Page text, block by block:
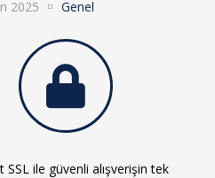
2025
Genel
SSL ile güvenli alışverişin tek